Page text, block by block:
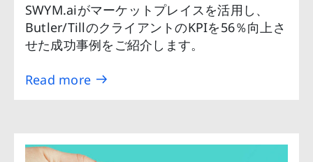
SWYM.aiがマーケットプレイスを活用し、
Butler/TillのクライアントのKPIを56％向上さ
せた成功事例をご紹介します。
Read more